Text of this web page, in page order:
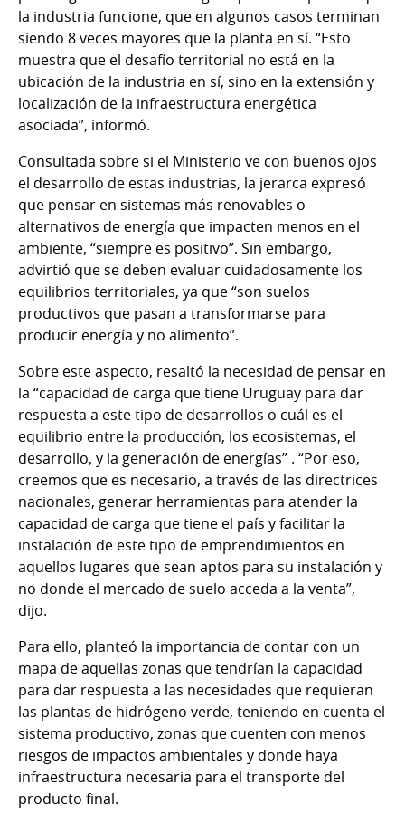
la industria funcione, que en algunos casos terminan
siendo 8 veces mayores que la planta en sí. “Esto
muestra que el desafío territorial no está en la
ubicación de la industria en sí, sino en la extensión y
localización de la infraestructura energética
asociada”, informó.
Consultada sobre si el Ministerio ve con buenos ojos
el desarrollo de estas industrias, la jerarca expresó
que pensar en sistemas más renovables o
alternativos de energía que impacten menos en el
ambiente, “siempre es positivo”. Sin embargo,
advirtió que se deben evaluar cuidadosamente los
equilibrios territoriales, ya que “son suelos
productivos que pasan a transformarse para
producir energía y no alimento”.
Sobre este aspecto, resaltó la necesidad de pensar en
la “capacidad de carga que tiene Uruguay para dar
respuesta a este tipo de desarrollos o cuál es el
equilibrio entre la producción, los ecosistemas, el
desarrollo, y la generación de energías” . “Por eso,
creemos que es necesario, a través de las directrices
nacionales, generar herramientas para atender la
capacidad de carga que tiene el país y facilitar la
instalación de este tipo de emprendimientos en
aquellos lugares que sean aptos para su instalación y
no donde el mercado de suelo acceda a la venta”,
dijo.
Para ello, planteó la importancia de contar con un
mapa de aquellas zonas que tendrían la capacidad
para dar respuesta a las necesidades que requieran
las plantas de hidrógeno verde, teniendo en cuenta el
sistema productivo, zonas que cuenten con menos
riesgos de impactos ambientales y donde haya
infraestructura necesaria para el transporte del
producto final.